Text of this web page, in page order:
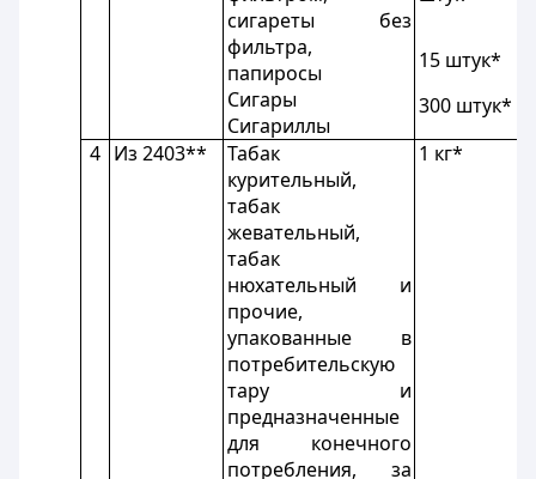
сигареты без
фильтра,
папиросы
Сигары
Сигариллы
15 штук*
300 штук*
4 Из 2403**
Табак
курительный,
табак
жевательный,
табак
нюхательный и
прочие,
упакованные в
потребительскую
тару и
предназначенные
для конечного
потребления, за
1 кг*